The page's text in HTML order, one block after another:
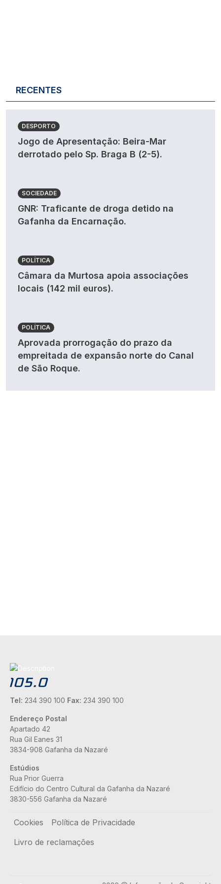
RECENTES
DESPORTO
Jogo de Apresentação: Beira-Mar
derrotado pelo Sp. Braga B (2-5).
SOCIEDADE
GNR: Traficante de droga detido na
Gafanha da Encarnação.
POLÍTICA
Câmara da Murtosa apoia associações
locais (142 mil euros).
POLÍTICA
Aprovada prorrogação do prazo da
empreitada de expansão norte do Canal
de São Roque.
Tel: 234 390 100 Fax: 234 390 100
Endereço Postal
Apartado 42
Rua Gil Eanes 31
3834-908 Gafanha da Nazaré
Estúdios
Rua Prior Guerra
Edifício do Centro Cultural da Gafanha da Nazaré
3830-556 Gafanha da Nazaré
Rodapé
Cookies
Política de Privacidade
Livro de reclamações